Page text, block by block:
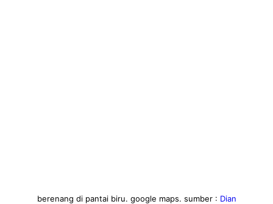
berenang di pantai biru. google maps. sumber : Dian